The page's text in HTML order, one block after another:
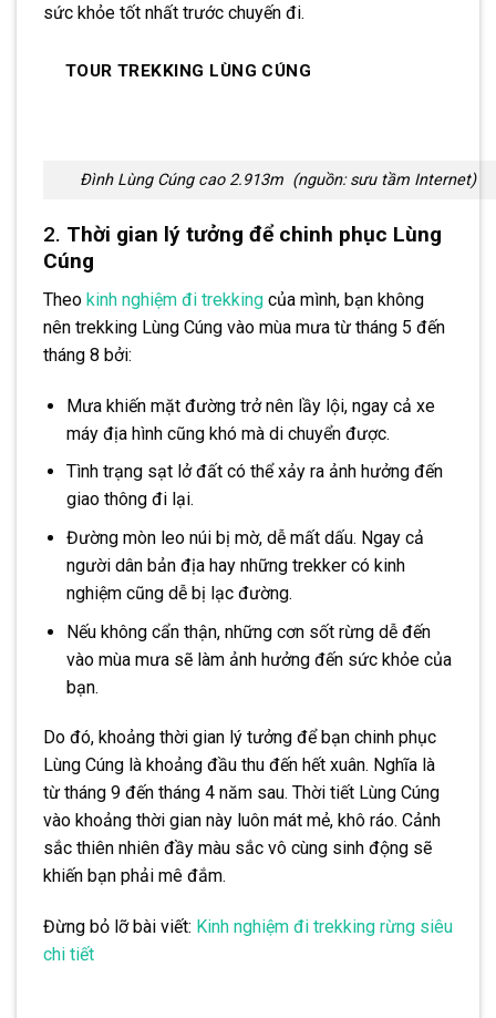
sức khỏe tốt nhất trước chuyến đi.
TOUR TREKKING LÙNG CÚNG
Đình Lùng Cúng cao 2.913m (nguồn: sưu tầm Internet)
2. Thời gian lý tưởng để chinh phục Lùng
Cúng
Theo kinh nghiệm đi trekking của mình, bạn không
nên trekking Lùng Cúng vào mùa mưa từ tháng 5 đến
tháng 8 bởi:
Mưa khiến mặt đường trở nên lầy lội, ngay cả xe
máy địa hình cũng khó mà di chuyển được.
Tình trạng sạt lở đất có thể xảy ra ảnh hưởng đến
giao thông đi lại.
Đường mòn leo núi bị mờ, dễ mất dấu. Ngay cả
người dân bản địa hay những trekker có kinh
nghiệm cũng dễ bị lạc đường.
Nếu không cẩn thận, những cơn sốt rừng dễ đến
vào mùa mưa sẽ làm ảnh hưởng đến sức khỏe của
bạn.
Do đó, khoảng thời gian lý tưởng để bạn chinh phục
Lùng Cúng là khoảng đầu thu đến hết xuân. Nghĩa là
từ tháng 9 đến tháng 4 năm sau. Thời tiết Lùng Cúng
vào khoảng thời gian này luôn mát mẻ, khô ráo. Cảnh
sắc thiên nhiên đầy màu sắc vô cùng sinh động sẽ
khiến bạn phải mê đắm.
Đừng bỏ lỡ bài viết: Kinh nghiệm đi trekking rừng siêu
chi tiết